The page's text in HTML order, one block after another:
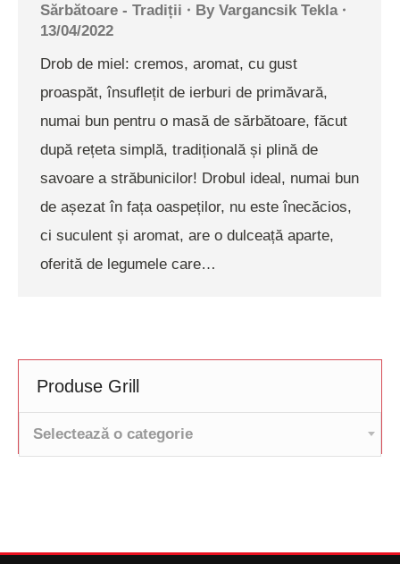
Sărbătoare - Tradiții By Vargancsik Tekla
13/04/2022
Drob de miel: cremos, aromat, cu gust
proaspăt, însuflețit de ierburi de primăvară,
numai bun pentru o masă de sărbătoare, făcut
după rețeta simplă, tradițională și plină de
savoare a străbunicilor! Drobul ideal, numai bun
de așezat în fața oaspeților, nu este înecăcios,
ci suculent și aromat, are o dulceață aparte,
oferită de legumele care…
Produse Grill
Selectează o categorie